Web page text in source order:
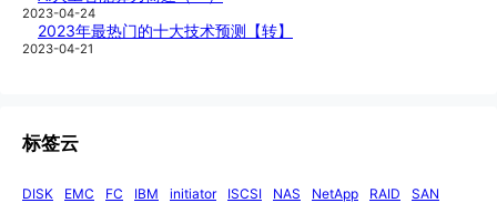
2023-04-24
2023年最热门的十大技术预测【转】
2023-04-21
标签云
DISK EMC FC IBM initiator ISCSI NAS NetApp RAID SAN